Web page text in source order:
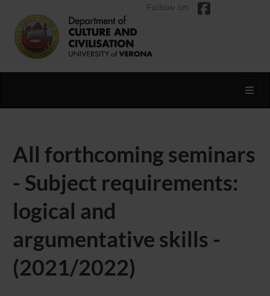
Follow on
All forthcoming seminars
- Subject requirements:
logical and
argumentative skills -
(2021/2022)